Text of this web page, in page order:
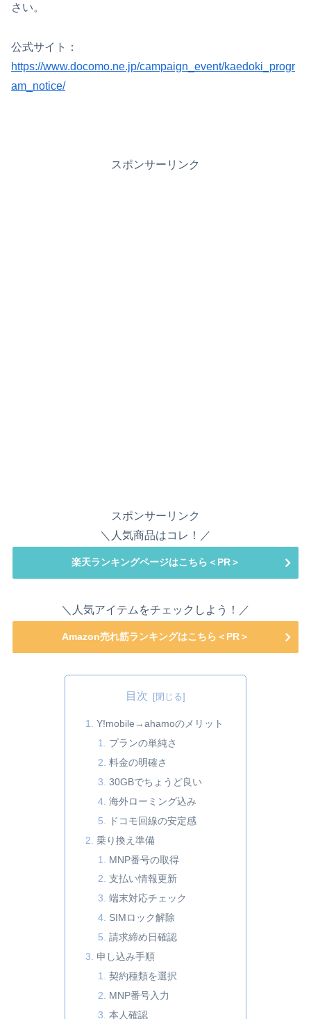
さい。
公式サイト：
https://www.docomo.ne.jp/campaign_event/kaedoki_progr
am_notice/
スポンサーリンク
スポンサーリンク
＼人気商品はコレ！／
楽天ランキングページはこちら＜PR＞
＼人気アイテムをチェックしよう！／
Amazon売れ筋ランキングはこちら＜PR＞
目次
Y!mobile→ahamoのメリット
プランの単純さ
料金の明確さ
30GBでちょうど良い
海外ローミング込み
ドコモ回線の安定感
乗り換え準備
MNP番号の取得
支払い情報更新
端末対応チェック
SIMロック解除
請求締め日確認
申し込み手順
契約種類を選択
MNP番号入力
本人確認